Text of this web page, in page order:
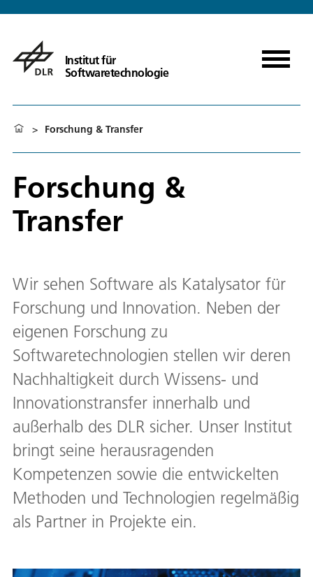
Institut für
Softwaretechnologie
> Forschung & Transfer
Forschung &
Transfer
Wir sehen Software als Katalysator für
Forschung und Innovation. Neben der
eigenen Forschung zu
Softwaretechnologien stellen wir deren
Nachhaltigkeit durch Wissens- und
Innovationstransfer innerhalb und
außerhalb des DLR sicher. Unser Institut
bringt seine herausragenden
Kompetenzen sowie die entwickelten
Methoden und Technologien regelmäßig
als Partner in Projekte ein.